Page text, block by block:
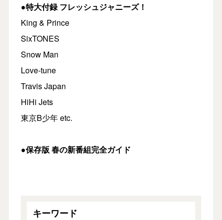
●特大付録 フレッシュジャニーズ！
King & Prince
SixTONES
Snow Man
Love-tune
Travis Japan
HiHi Jets
東京B少年 etc.
●保存版 春の新番組完全ガイド
キーワード